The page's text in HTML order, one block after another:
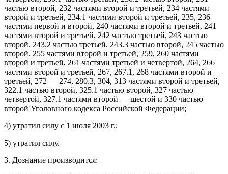
частью второй, 232 частями второй и третьей, 234 частями
второй и третьей, 234.1 частями второй и третьей, 235, 236
частями первой и второй, 240 частями второй и третьей, 241
частями второй и третьей, 242 частью третьей, 243 частью
второй, 243.2 частью третьей, 243.3 частью второй, 245 частью
второй, 255 частями второй и третьей, 259, 260 частями
второй и третьей, 261 частями третьей и четвертой, 264, 266
частями второй и третьей, 267, 267.1, 268 частями второй и
третьей, 272 — 274, 280.3, 304, 313 частями второй и третьей,
322.1 частью второй, 325.1 частью второй, 327 частью
четвертой, 327.1 частями второй — шестой и 330 частью
второй Уголовного кодекса Российской Федерации;
4) утратил силу с 1 июля 2003 г.;
5) утратил силу.
3. Дознание производится: